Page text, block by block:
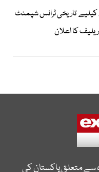
کیلیے تاریخی ٹرانس شپمنٹ
کا اعلان
سے متعلق پاکستان کی